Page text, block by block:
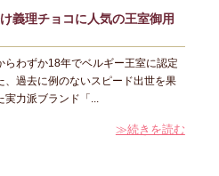
義理チョコに人気の王室御用
らわずか18年でベルギー王室に認定
、過去に例のないスピード出世を果
実力派ブランド「...
≫続きを読む